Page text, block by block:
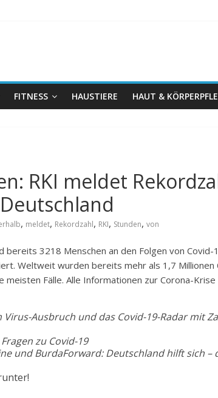
FITNESS HAUSTIERE HAUT &
RKI meldet
, meldet, Rekordzahl, RKI, Stunden, von
bereits 3218 Menschen an den Folgen von Covid-
Weltweit wurden bereits mehr als 1,7 Millionen
Fälle. Alle Informationen zur Corona-Krise
Ausbruch und das Covid-19-Radar mit
zu Covid-19
und BurdaForward: Deutschland hilft sich –